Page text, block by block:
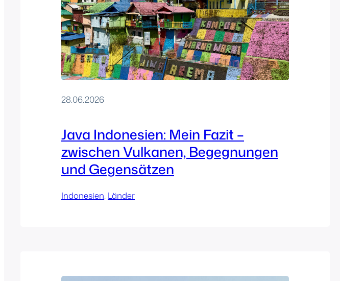
28.06.2026
Java Indonesien: Mein Fazit –
zwischen Vulkanen, Begegnungen
und Gegensätzen
Indonesien, Länder